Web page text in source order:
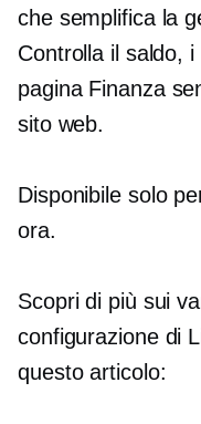
che semplifica la
Controlla il saldo,
pagina Finanza
sito web.
Disponibile solo
ora.
Scopri di più sui
configurazione di
questo articolo: